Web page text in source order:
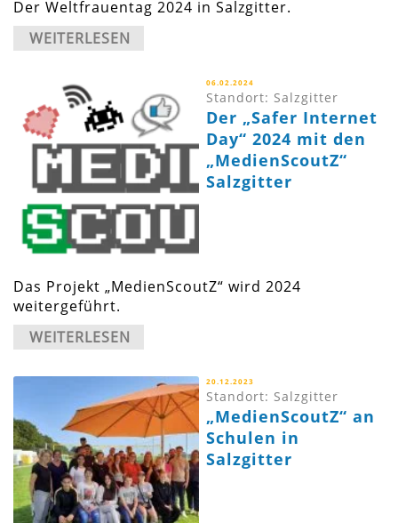
Der Weltfrauentag 2024 in Salzgitter.
WEITERLESEN
06.02.2024
Standort: Salzgitter
Der „Safer Internet
Day“ 2024 mit den
„MedienScoutZ“
Salzgitter
Das Projekt „MedienScoutZ“ wird 2024
weitergeführt.
WEITERLESEN
20.12.2023
Standort: Salzgitter
„MedienScoutZ“ an
Schulen in
Salzgitter